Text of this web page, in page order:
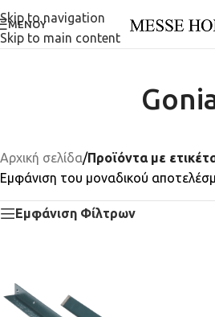
Skip to navigation
Skip to main content
ΜΕΝΟΎ
Αρχική σελίδα/Προϊόντα με
Εμφάνιση του μοναδικού
Εμφάνιση Φίλτρων